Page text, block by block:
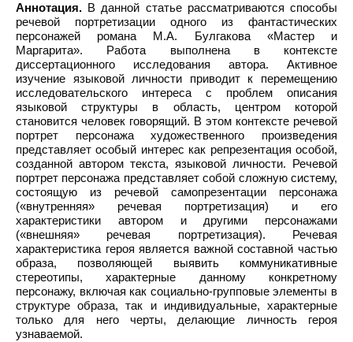
Аннотация. В данной статье рассматриваются способы
речевой портретизации одного из фантастических
персонажей романа М.А. Булгакова «Мастер и
Маргарита». Работа выполнена в контексте
диссертационного исследования автора. Активное
изучение языковой личности приводит к перемещению
исследовательского интереса с проблем описания
языковой структуры в область, центром которой
становится человек говорящий. В этом контексте речевой
портрет персонажа художественного произведения
представляет особый интерес как репрезентация особой,
созданной автором текста, языковой личности. Речевой
портрет персонажа представляет собой сложную систему,
состоящую из речевой самопрезентации персонажа
(«внутренняя» речевая портретизация) и его
характеристики автором и другими персонажами
(«внешняя» речевая портретизация). Речевая
характеристика героя является важной составной частью
образа, позволяющей выявить коммуникативные
стереотипы, характерные данному конкретному
персонажу, включая как социально-групповые элементы в
структуре образа, так и индивидуальные, характерные
только для него черты, делающие личность героя
узнаваемой.